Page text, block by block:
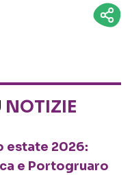
NOTIZIE
estate 2026:
e Portogruaro